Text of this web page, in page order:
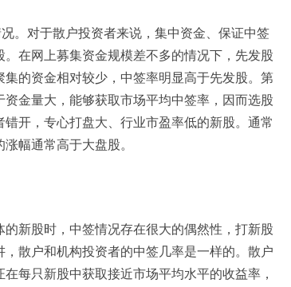
。对于散户投资者来说，集中资金、保证中签
在网上募集资金规模差不多的情况下，先发股
的资金相对较少，中签率明显高于先发股。第
金量大，能够获取市场平均中签率，因而选股
开，专心打盘大、行业市盈率低的新股。通常
幅通常高于大盘股。
新股时，中签情况存在很大的偶然性，打新股
散户和机构投资者的中签几率是一样的。散户
每只新股中获取接近市场平均水平的收益率，